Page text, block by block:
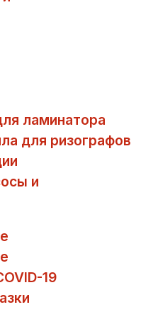
ламинатора
для ризографов
и
19